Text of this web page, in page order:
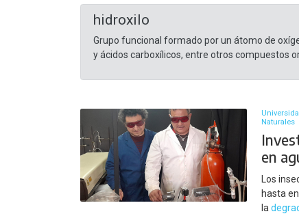
hidroxilo
Grupo funcional formado por un átomo de
y ácidos carboxílicos, entre otros compuestos
Naturales
en
Los
hasta
la